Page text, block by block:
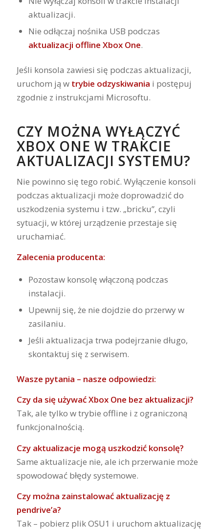
aktualizacji.
Nie odłączaj nośnika USB podczas
aktualizacji offline Xbox One.
Jeśli konsola zawiesi się podczas aktualizacji,
uruchom ją w trybie odzyskiwania i postępuj
zgodnie z instrukcjami Microsoftu.
CZY MOŻNA WYŁĄCZYĆ
XBOX ONE W TRAKCIE
AKTUALIZACJI SYSTEMU?
Nie powinno się tego robić. Wyłączenie konsoli
podczas aktualizacji może doprowadzić do
uszkodzenia systemu i tzw. „bricku”, czyli
sytuacji, w której urządzenie przestaje się
uruchamiać.
Zalecenia producenta:
Pozostaw konsolę włączoną podczas
instalacji.
Upewnij się, że nie dojdzie do przerwy w
zasilaniu.
Jeśli aktualizacja trwa podejrzanie długo,
skontaktuj się z serwisem.
Wasze pytania – nasze odpowiedzi:
Czy da się używać Xbox One bez aktualizacji?
Tak, ale tylko w trybie offline i z ograniczoną
funkcjonalnością.
Czy aktualizacje mogą uszkodzić konsolę?
Same aktualizacje nie, ale ich przerwanie może
spowodować błędy systemowe.
Czy można zainstalować aktualizację z
pendrive’a?
Tak – pobierz plik OSU1 i uruchom aktualizację